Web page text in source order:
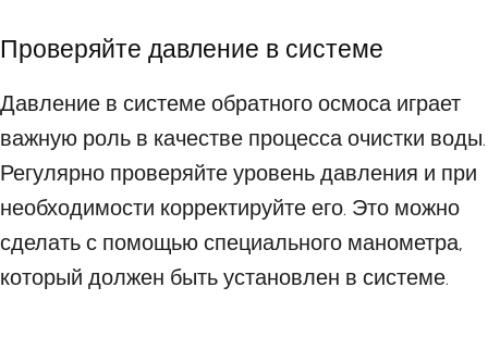
Проверяйте давление в системе
Давление в системе обратного осмоса играет
важную роль в качестве процесса очистки воды.
Регулярно проверяйте уровень давления и при
необходимости корректируйте его. Это можно
сделать с помощью специального манометра,
который должен быть установлен в системе.